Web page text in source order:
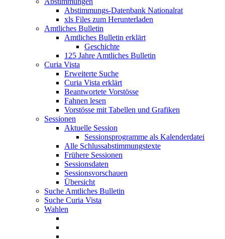
Abstimmungs-Datenbank Nationalrat
xls Files zum Herunterladen
Amtliches Bulletin
Amtliches Bulletin erklärt
Geschichte
125 Jahre Amtliches Bulletin
Curia Vista
Erweiterte Suche
Curia Vista erklärt
Beantwortete Vorstösse
Fahnen lesen
Vorstösse mit Tabellen und Grafiken
Sessionen
Aktuelle Session
Sessionsprogramme als Kalenderdatei
Alle Schlussabstimmungstexte
Frühere Sessionen
Sessionsdaten
Sessionsvorschauen
Übersicht
Suche Amtliches Bulletin
Suche Curia Vista
Wahlen